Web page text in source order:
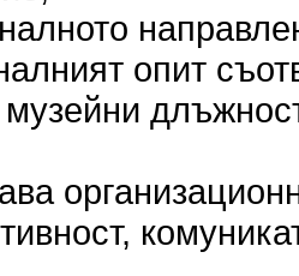
опит